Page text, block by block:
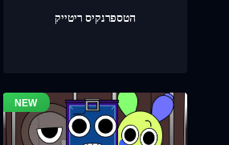
הטספרנקיס ריטייק